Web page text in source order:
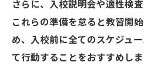
さらに、入校説明会や適性検
これらの準備を怠ると教習開
め、入校前に全てのスケジュ
て行動することをおすすめしま